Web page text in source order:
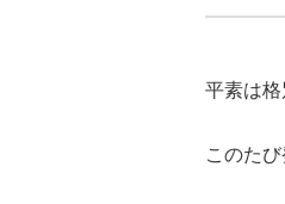
平素は格
このた